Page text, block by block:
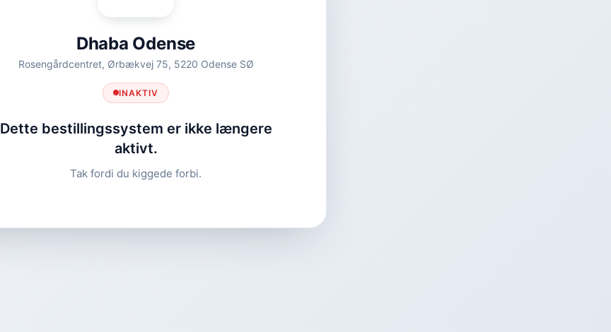
Dhaba Odense
Rosengårdcentret, Ørbækvej 75, 5220 Odense SØ
INAKTIV
Dette bestillingssystem er ikke længere
aktivt.
Tak fordi du kiggede forbi.